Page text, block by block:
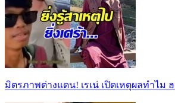
มิตรภาพต่างแดน! เรเน่ เปิดเหตุผลทำไม